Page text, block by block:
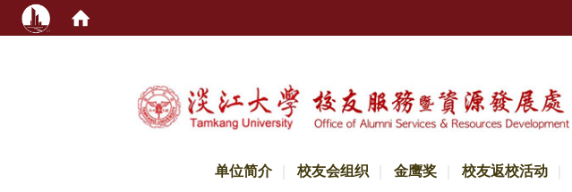
单位简介 校友会组织 金鹰奖 校友返校活动